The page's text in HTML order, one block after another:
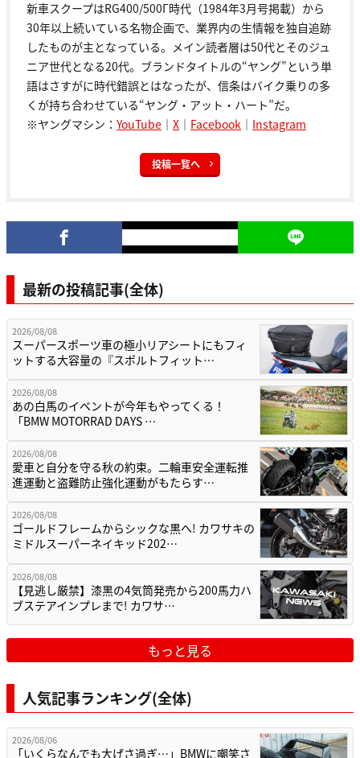
新車スクープはRG400/500Γ時代（1984年3月号掲載）から
30年以上続いている名物企画で、業界内の生情報を独自追跡
したものが主となっている。メイン読者層は50代とそのジュ
ニア世代となる20代。ブランドタイトルの“ヤング”という単
語はさすがに時代錯誤とはなったが、信条はバイク乗りの多
くが持ち合わせている“ヤング・アット・ハート”だ。
※ヤングマシン： YouTube ｜ X ｜ Facebook ｜ Instagram
投稿一覧へ
最新の投稿記事(全体)
2026/08/08
スーパースポーツ車の極小リアシートにもフィ
ットする大容量の『スポルトフィット…
2026/08/08
あの白馬のイベントが今年もやってくる！
「BMW MOTORRAD DAYS …
2026/08/08
愛車と自分を守る秋の約束。二輪車安全運転推
進運動と盗難防止強化運動がもたらす…
2026/08/08
ゴールドフレームからシックな黒へ! カワサキの
ミドルスーパーネイキッド202…
2026/08/08
【見逃し厳禁】漆黒の4気筒発売から200馬力ハ
ブステアインプレまで! カワサ…
もっと見る
人気記事ランキング(全体)
2026/08/06
「いくらなんでも大げさ過ぎ…」BMWに嘲笑さ